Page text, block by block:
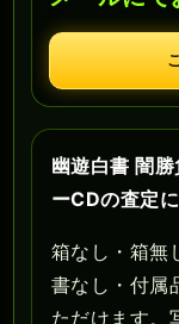
幽遊白書 闇
ーCDの査定
箱なし・箱無
書なし・付属
ただけます。